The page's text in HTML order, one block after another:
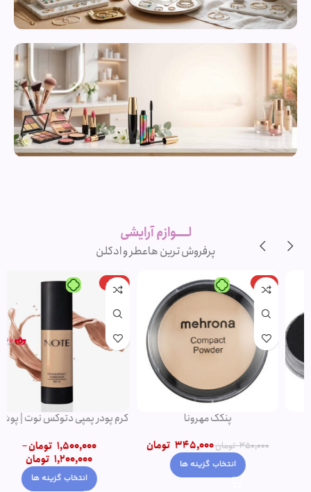
برندلــــوازم آرایشی
پرفروش ترین هاعطر و ادکلن
پنکک مهرونا
350,000 تومان345,000 تومان
انتخاب گزینه ها
-20%
کرم پودر پمپی دتوکس نوت | پوشش
1,500,000 تومان–
1,200,000 تومان
انتخاب گزینه ها